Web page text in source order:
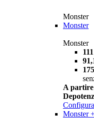
Monster
Monster
Monster
A partire
Configura
Monster